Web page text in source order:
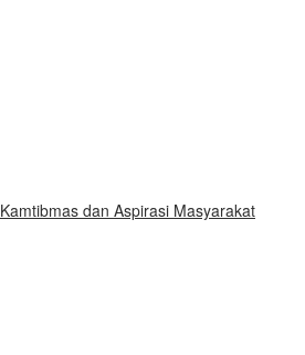
dan Aspirasi Masyarakat